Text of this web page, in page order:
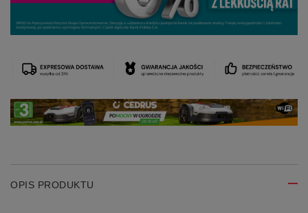
OPIS PRODUKTU